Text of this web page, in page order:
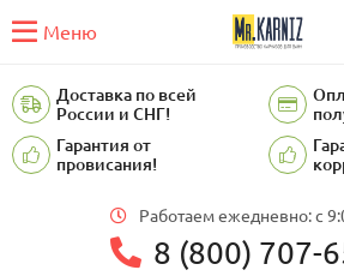
Меню
Доставка по всей
России и СНГ!
Гарантия от
провисания!
Работаем ежедневно: c
8 (800) 707-